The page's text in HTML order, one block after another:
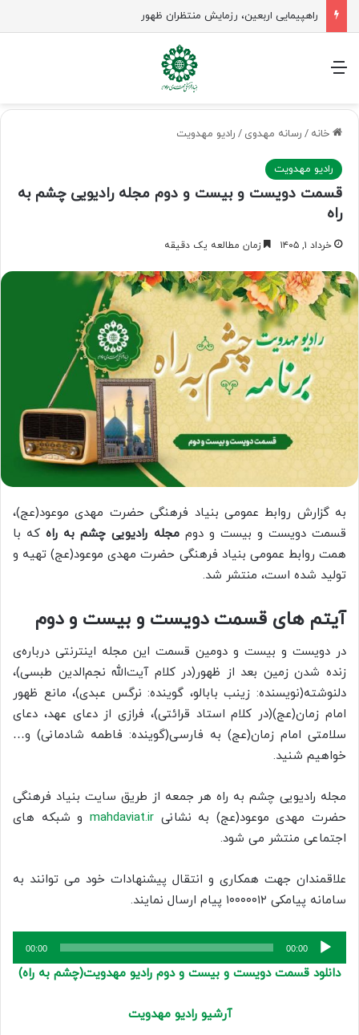
راهپیمایی اربعین، رزمایش منتظران ظهور
منو
خانه / رسانه مهدوی / رادیو مهدویت
رادیو مهدویت
قسمت دویست و بیست و دوم مجله رادیویی چشم به
راه
خرداد ۱, ۱۴۰۵ زمان مطالعه یک دقیقه
به گزارش روابط عمومی بنیاد فرهنگی حضرت مهدی موعود(عج)،
قسمت دویست و بیست و دوممجله رادیویی چشم به راه که با
همت روابط عمومی بنیاد فرهنگی حضرت مهدی موعود(عج) تهیه و
تولید شده است، منتشر شد.
آیتم های قسمت دویست و بیست و دوم
در دویست و بیست و دومین قسمت این مجله اینترنتی درباره‌ی
زنده شدن زمین بعد از ظهور(در کلام آیت‌الله نجم‌الدین طبسی)،
دلنوشته(نویسنده: زینب بابالو، گوینده: نرگس عبدی)، مانع ظهور
امام زمان(عج)(در کلام استاد قرائتی)، فرازی از دعای عهد، دعای
سلامتی امام زمان(عج) به فارسی(گوینده: فاطمه شادمانی) و…
خواهیم شنید.
مجله رادیویی چشم به راه هر جمعه از طریق سایت بنیاد فرهنگی
حضرت مهدی موعود(عج) به نشانیmahdaviat.ir و شبکه های
اجتماعی منتشر می شود.
علاقمندان جهت همکاری و انتقال پیشنهادات خود می توانند به
سامانه پیامکی ۱۰۰۰۰۰۱۲ پیام ارسال نمایند.
پخش‌کننده
صوت
00:00
00:00
دانلود قسمت دویست و بیست و دوم رادیو مهدویت(چشم به راه)
آرشیو رادیو مهدویت